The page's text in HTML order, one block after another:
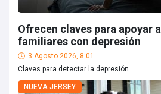
Ofrecen claves para apoyar a
familiares con depresión
3 Agosto 2026, 8:01
Claves para detectar la depresión
NUEVA JERSEY